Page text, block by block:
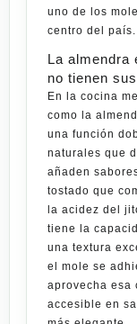
uno de los
centro del país.
La almendra
no tienen
En la cocina
como la
una función
naturales que
añaden
tostado que
la acidez del
tiene la
una textura
el mole se
aprovecha esa
accesible en